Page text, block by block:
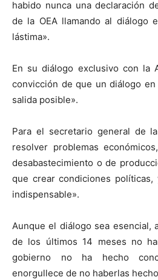
habido nunca una declaración
de la OEA llamando al diálogo
lástima».
En su diálogo exclusivo con la
convicción de que un diálogo
salida posible».
Para el secretario general de
resolver problemas
desabastecimiento o de
que crear condiciones
indispensable».
Aunque el diálogo sea esencial,
de los últimos 14 meses no
gobierno no ha hecho
enorgullece de no haberlas